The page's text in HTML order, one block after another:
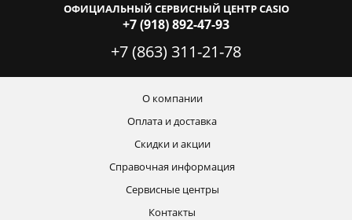
ОФИЦИАЛЬНЫЙ СЕРВИСНЫЙ ЦЕНТР CASIO
+7 (918) 892-47-93
+7 (863) 311-21-78
О компании
Оплата и доставка
Скидки и акции
Справочная информация
Сервисные центры
Контакты